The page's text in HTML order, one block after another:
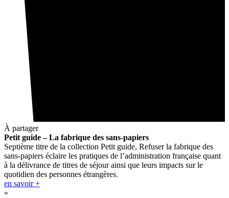
À partager
Petit guide – La fabrique des sans-papiers
Septième titre de la collection Petit guide, Refuser la fabrique des
sans-papiers éclaire les pratiques de l’administration française quant
à la délivrance de titres de séjour ainsi que leurs impacts sur le
quotidien des personnes étrangères.
en savoir +
»